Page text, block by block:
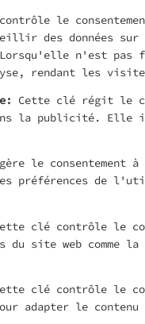
le
des données
n'est pas
rendant les visites
:
Cette clé régit le
la publicité.
le consentement
des préférences de
clé contrôle le
site web comme
clé contrôle le
adapter le